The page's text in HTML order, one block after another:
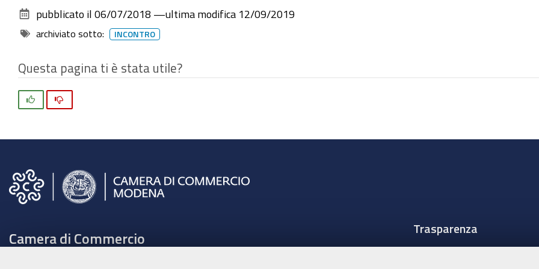
2026-
08-
2026-
07T12:00:00+02:00
12
2018
alla
Camera
Commercio
pubblicato il 06/07/2018 —ultima modifica 12/09/2019
archiviato sotto: INCONTRO
Questa pagina ti è stata utile?
Camera di Commercio
Trasparenza